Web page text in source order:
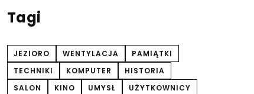
Tagi
JEZIORO WENTYLACJA
PAMIĄTKI
TECHNIKI
KOMPUTER
HISTORIA
SALON
KINO UMYSŁ UŻYTKOWNICY